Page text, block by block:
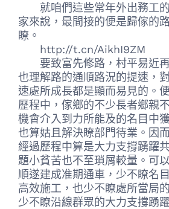
就咱們這些常年外出務工的
家來說，最間接的便是歸傢的
瞭。
http://t.cn/AikhI9ZM
要致富先修路，村平易近再
也理解路的通順路況的提速，
速處所成長都是顯而易見的。
歷程中，傢鄉的不少長者鄉親
機會介入到力所能及的名目中
也算姑且解決瞭部門待業。因
經過歷程中算是大力支撐踴躍
題小貧苦也不至瑣屑較量。可
順遂建成准期通車，少不瞭名
高效施工，也少不瞭處所當局
少不瞭沿線群眾的大力支撐踴